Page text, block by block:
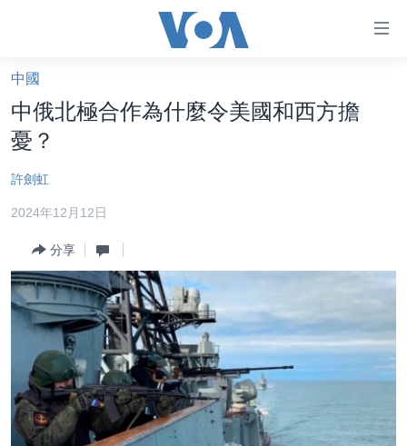
礙
鏈
接
跳
轉
內
轉
到
到
美國大選2024
海外港人
新聞自由
揭謊頻道
美國
中國
國際
中國
中俄北極合作為什麼令美國和西方擔
憂？
許劍虹
2024年12月12日
分享